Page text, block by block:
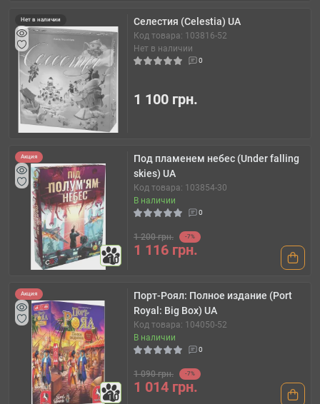
Нет в наличии Селестия (Celestia) UA
Код товара: 103816-52
Нет в наличии
0
1 100 грн.
Акция
10
Под пламенем небес (Under falling
skies) UA
Код товара: 103854-30
В наличии
0
1 200 грн. -7%
1 116 грн.
Акция
10
Порт-Роял: Полное издание (Port
Royal: Big Box) UA
Код товара: 104050-52
В наличии
0
1 090 грн. -7%
1 014 грн.